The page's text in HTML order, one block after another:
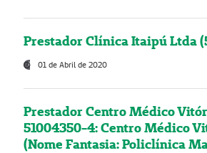
Prestador Clínica Itaipú Ltda
01 de Abril de 2020
Prestador Centro Médico
51004350-4: Centro Médico
(Nome Fantasia: Policlínica